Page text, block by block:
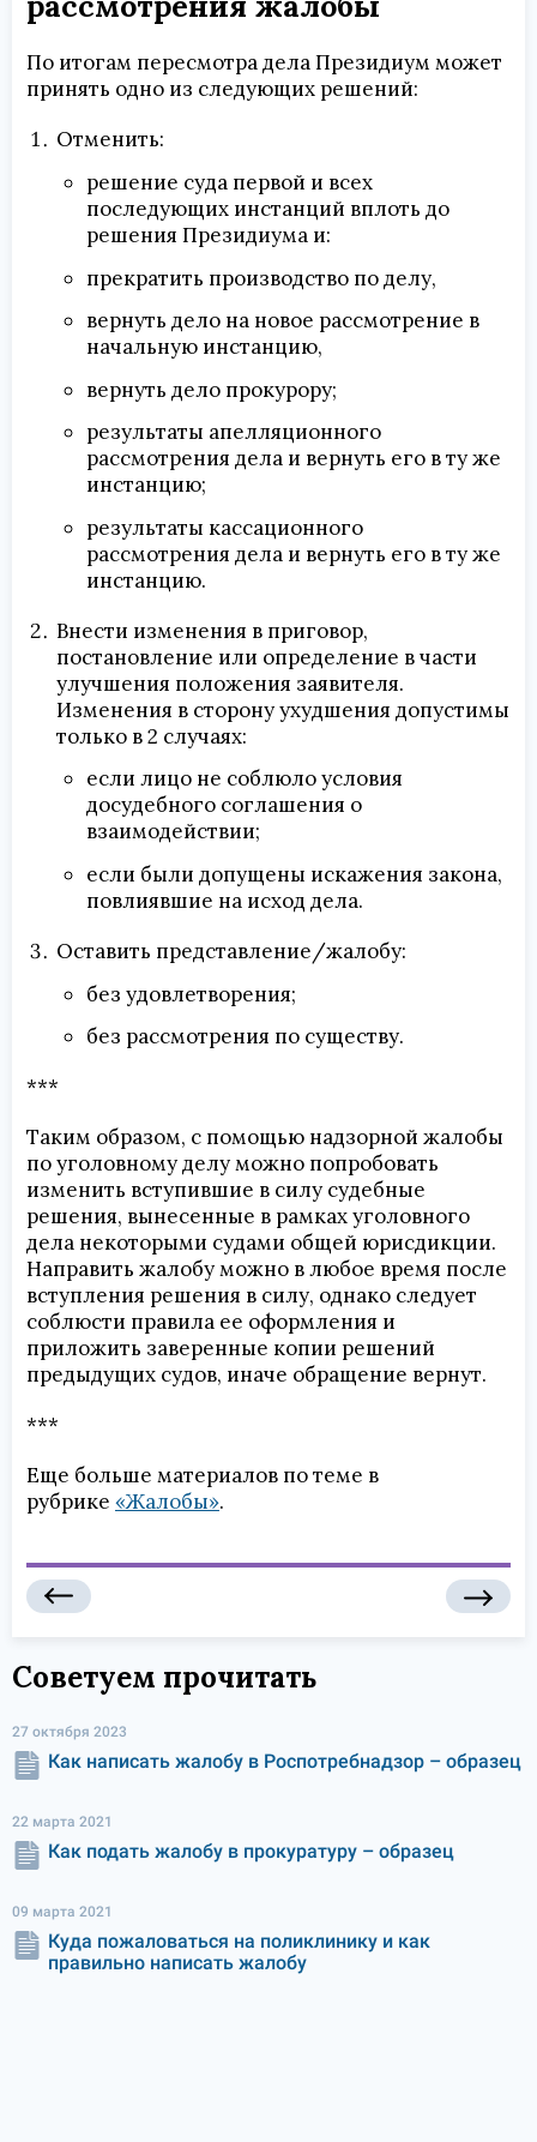
По итогам пересмотра дела Президиум может
принять одно из следующих решений:
Отменить:
решение суда первой и всех
последующих инстанций вплоть до
решения Президиума и:
прекратить производство по делу,
вернуть дело на новое рассмотрение в
начальную инстанцию,
вернуть дело прокурору;
результаты апелляционного
рассмотрения дела и вернуть его в ту же
инстанцию;
результаты кассационного
рассмотрения дела и вернуть его в ту же
инстанцию.
Внести изменения в приговор,
постановление или определение в части
улучшения положения заявителя.
Изменения в сторону ухудшения допустимы
только в 2 случаях:
если лицо не соблюло условия
досудебного соглашения о
взаимодействии;
если были допущены искажения закона,
повлиявшие на исход дела.
Оставить представление/жалобу:
без удовлетворения;
без рассмотрения по существу.
***
Таким образом, с помощью надзорной жалобы
по уголовному делу можно попробовать
изменить вступившие в силу судебные
решения, вынесенные в рамках уголовного
дела некоторыми судами общей юрисдикции.
Направить жалобу можно в любое время после
вступления решения в силу, однако следует
соблюсти правила ее оформления и
приложить заверенные копии решений
предыдущих судов, иначе обращение вернут.
***
Еще больше материалов по теме в
рубрике «Жалобы».
Советуем прочитать
27 октября 2023
Как написать жалобу в Роспотребнадзор – образец
22 марта 2021
Как подать жалобу в прокуратуру – образец
09 марта 2021
Куда пожаловаться на поликлинику и как
правильно написать жалобу